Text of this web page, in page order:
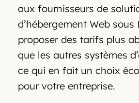
aux fournisseurs de
d’hébergement Web sous
proposer des tarifs plus
que les autres systèmes
ce qui en fait un choix
pour votre entreprise.